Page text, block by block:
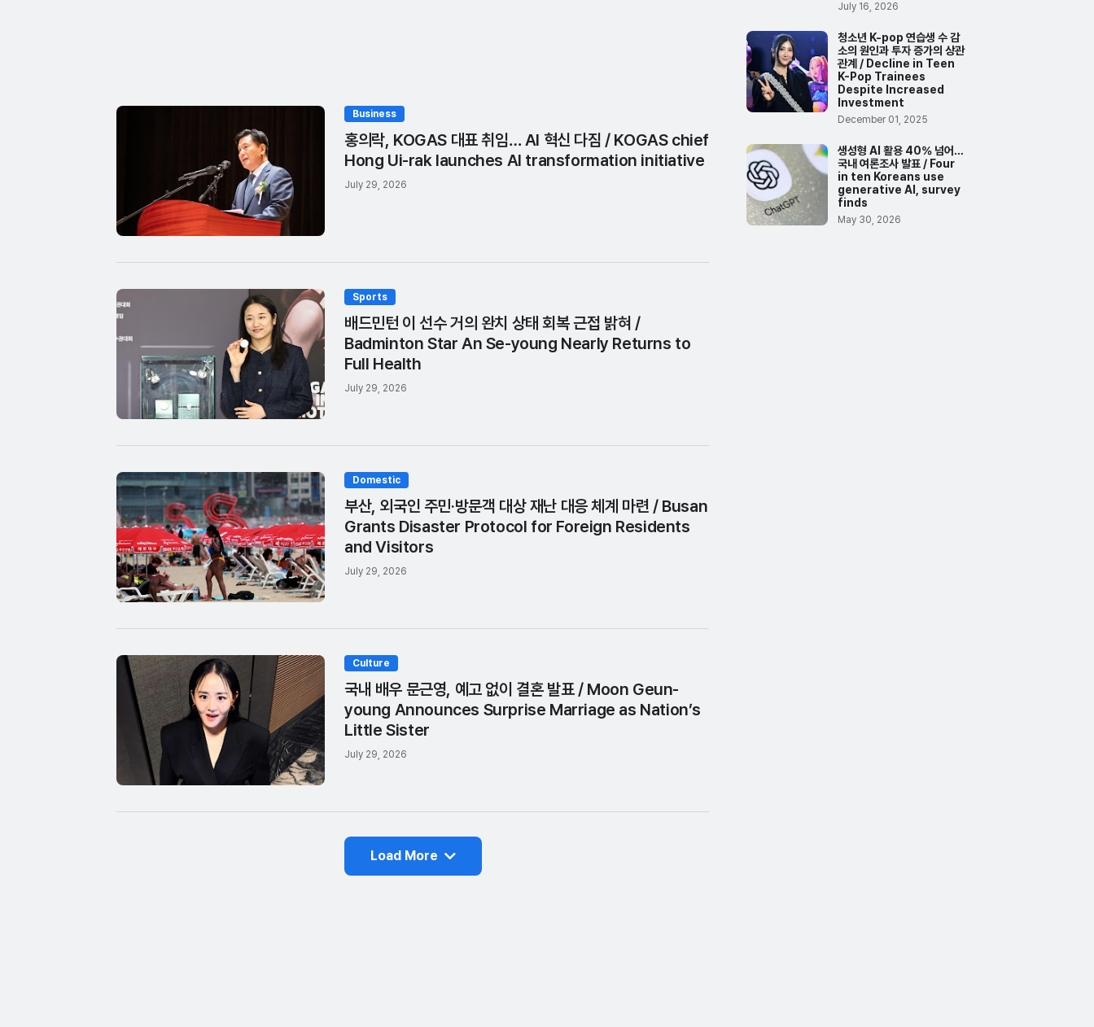
Business
홍의락, KOGAS 대표 취임… AI 혁신 다짐 / KOGAS chief
Hong Ui-rak launches AI transformation initiative
July 29, 2026
Sports
배드민턴 이 선수 거의 완치 상태 회복 근접 밝혀 /
Badminton Star An Se-young Nearly Returns to
Full Health
July 29, 2026
Domestic
부산, 외국인 주민·방문객 대상 재난 대응 체계 마련 / Busan
Grants Disaster Protocol for Foreign Residents
and Visitors
July 29, 2026
Culture
국내 배우 문근영, 예고 없이 결혼 발표 / Moon Geun-
young Announces Surprise Marriage as Nation’s
Little Sister
July 29, 2026
Load More
July 16, 2026
청소년 K-pop 연습생 수 감
소의 원인과 투자 증가의 상관
관계 / Decline in Teen
K-Pop Trainees
Despite Increased
Investment
December 01, 2025
생성형 AI 활용 40% 넘어…
국내 여론조사 발표 / Four
in ten Koreans use
generative AI, survey
finds
May 30, 2026